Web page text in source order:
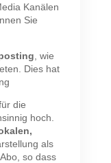
Kanälen
Sie
, wie
Dies hat
die
hoch.
als
so dass